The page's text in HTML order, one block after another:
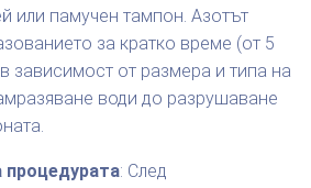
или памучен тампон. Азотът
за кратко време (от 5
зависимост от размера и типа на
води до разрушаване
процедурата: След